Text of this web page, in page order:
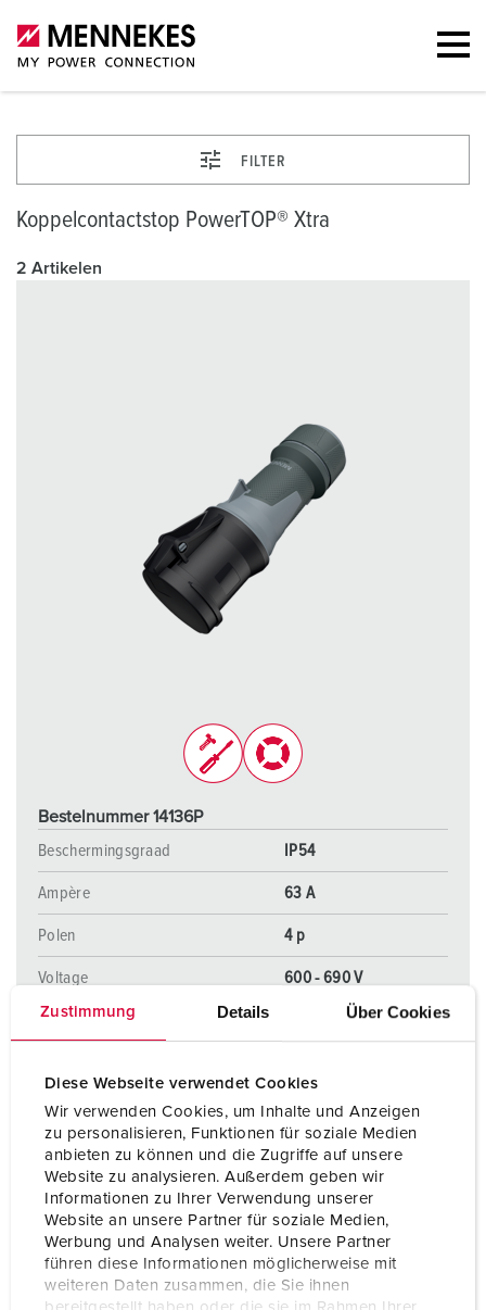
Zustimmung Details Über Cookies
Diese Webseite verwendet Cookies
Wir verwenden Cookies, um Inhalte und Anzeigen
zu personalisieren, Funktionen für soziale Medien
anbieten zu können und die Zugriffe auf unsere
Website zu analysieren. Außerdem geben wir
Informationen zu Ihrer Verwendung unserer
Website an unsere Partner für soziale Medien,
Werbung und Analysen weiter. Unsere Partner
führen diese Informationen möglicherweise mit
weiteren Daten zusammen, die Sie ihnen
FILTER
Koppelcontactstop PowerTOP® Xtra
2 Artikelen
Bestelnummer 14136P
Beschermingsgraad
IP54
Ampère 63 A
Polen 4 p
Voltage 600 - 690 V
Aansluittechniek schroefklemmen
binnenwerk
Contacten vernikkelde contacten
Contacten X-CONTACT®
NAAR HET PRODUCT